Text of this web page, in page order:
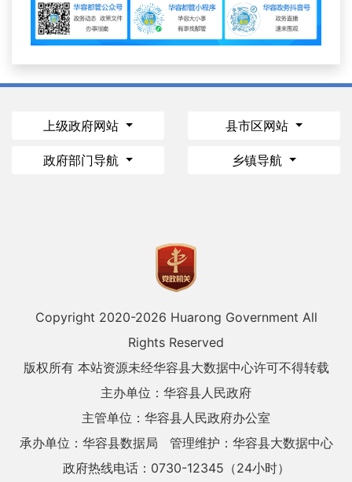
上级政府网站 县市区网站
政府部门导航 乡镇导航
Copyright 2020-2026 Huarong Government All
Rights Reserved
版权所有 本站资源未经华容县大数据中心许可不得转载
主办单位：华容县人民政府
主管单位：华容县人民政府办公室
承办单位：华容县数据局
管理维护：华容县大数据中心
政府热线电话：0730-12345（24小时）